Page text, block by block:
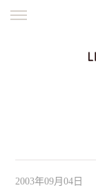
2003年09月04日